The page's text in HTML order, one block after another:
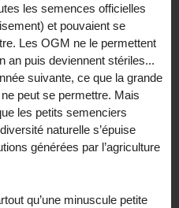
les semences officielles
et pouvaient se
Les OGM ne le permettent
an puis deviennent stériles...
suivante, ce que la grande
peut se permettre. Mais
les petits semenciers
naturelle s’épuise
générées par l’agriculture
qu’une minuscule petite